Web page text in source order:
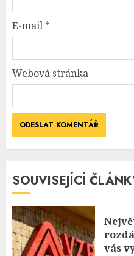
E-mail *
Webová stránka
SOUVISEJÍCÍ
vás